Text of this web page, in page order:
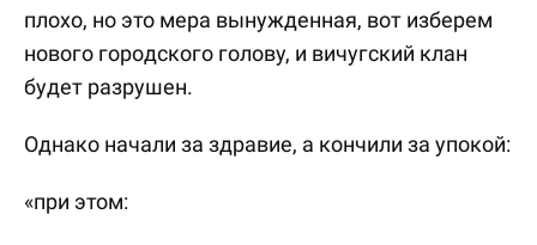
плохо, но это мера вынужденная, вот изберем
нового городского голову, и вичугский клан
будет разрушен.
Однако начали за здравие, а кончили за упокой:
«при этом: